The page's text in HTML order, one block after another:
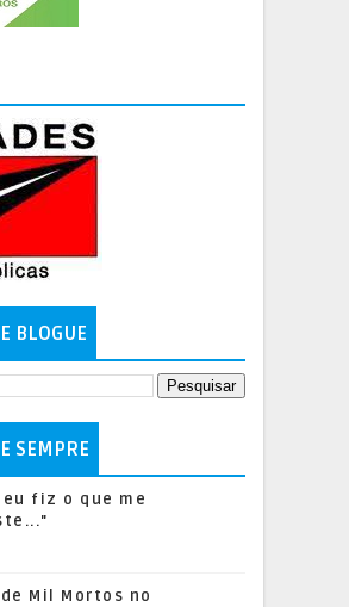
BLOGUE
SEMPRE
eu fiz o que me
Mil Mortos no